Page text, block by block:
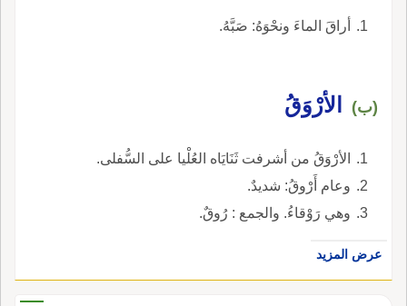
أراقَ الماءَ ونحْوَهُ: صَبَّهُ.
(ب) الأرْوَقُ
الأرْوَقُ من أشرفت ثَنَايَاه العُلْيا على السُّفلى.
وعام أَرْوقُ: شديدٌ.
وهي رَوْقاءُ. والجمع : رُوقٌ.
عرض المزيد